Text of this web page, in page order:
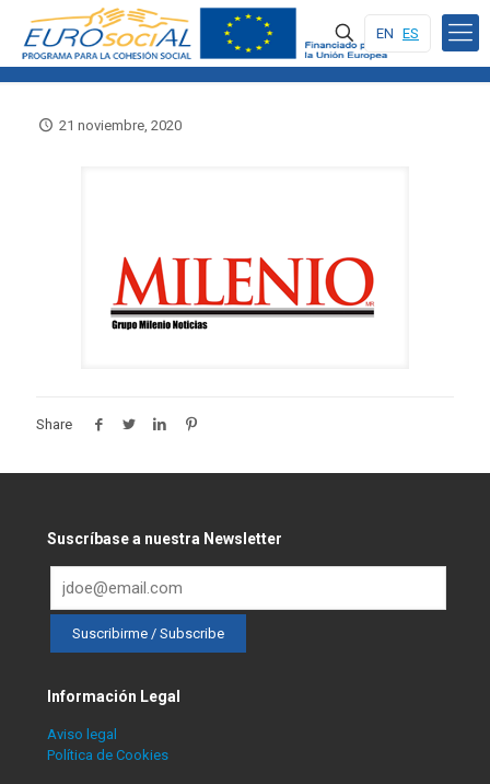
EN ES
21 noviembre, 2020
Share
Suscríbase a nuestra Newsletter
Información Legal
Aviso legal
Política de Cookies